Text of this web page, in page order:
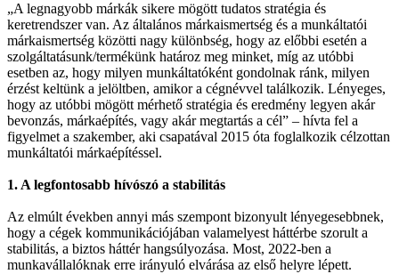
„A legnagyobb márkák sikere mögött tudatos stratégia és
keretrendszer van. Az általános márkaismertség és a munkáltatói
márkaismertség közötti nagy különbség, hogy az előbbi esetén a
szolgáltatásunk/termékünk határoz meg minket, míg az utóbbi
esetben az, hogy milyen munkáltatóként gondolnak ránk, milyen
érzést keltünk a jelöltben, amikor a cégnévvel találkozik. Lényeges,
hogy az utóbbi mögött mérhető stratégia és eredmény legyen akár
bevonzás, márkaépítés, vagy akár megtartás a cél” – hívta fel a
figyelmet a szakember, aki csapatával 2015 óta foglalkozik célzottan
munkáltatói márkaépítéssel.
1. A legfontosabb hívószó a stabilitás
Az elmúlt években annyi más szempont bizonyult lényegesebbnek,
hogy a cégek kommunikációjában valamelyest háttérbe szorult a
stabilitás, a biztos háttér hangsúlyozása. Most, 2022-ben a
munkavállalóknak erre irányuló elvárása az első helyre lépett.